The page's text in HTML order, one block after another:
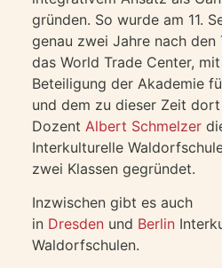
gründen. So wurde am 11.
genau zwei Jahre nach den
das World Trade Center,
Beteiligung der Akademie
und dem zu dieser Zeit
Dozent Albert Schmelzer
Interkulturelle
zwei Klassen gegründet.
Inzwischen gibt es auch
in Dresden und Berlin
Waldorfschulen.